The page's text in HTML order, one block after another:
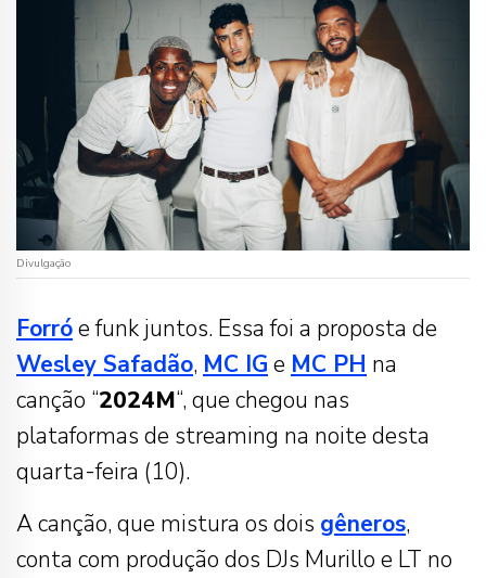
Divulgação
Forróe funk juntos. Essa foi a proposta de
Wesley Safadão, MC IG e MC PH na
canção “2024M“, que chegou nas
plataformas de streaming na noite desta
quarta-feira (10).
A canção, que mistura os dois gêneros,
conta com produção dos DJs Murillo e LT no